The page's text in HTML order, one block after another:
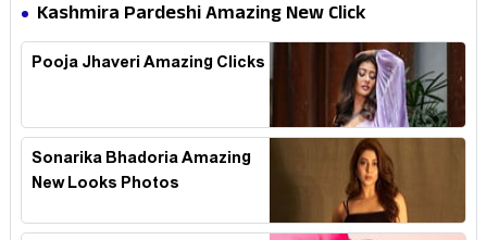
Kashmira Pardeshi Amazing New Click
Pooja Jhaveri Amazing Clicks
Sonarika Bhadoria Amazing
New Looks Photos